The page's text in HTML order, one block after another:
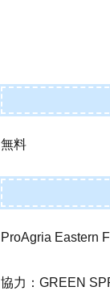
無料
ProAgria Eastern
協力：GREEN